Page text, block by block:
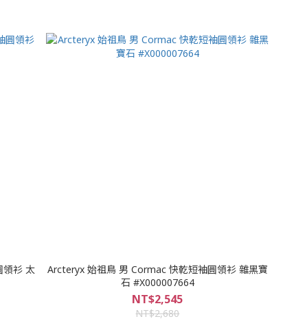
衫 太
Arcteryx 始祖鳥 男 Cormac 快乾短袖圓領衫 雜黑寶
石 #X000007664
NT$2,545
NT$2,680